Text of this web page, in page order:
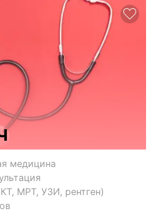
медицина
МРТ, УЗИ, рентген)